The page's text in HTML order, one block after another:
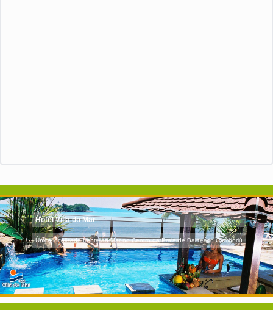
Hotel Villa do Mar
Único localizado frente ao Mar no Centro da Praia de Balneário Camboriú